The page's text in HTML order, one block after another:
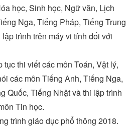
học, Sinh học, Ngữ văn, Lịch
Nga, Tiếng Pháp, Tiếng Trung
trình trên máy vi tính đối với
tục thi viết các môn Toán, Vật lý,
các môn Tiếng Anh, Tiếng Nga,
Quốc, Tiếng Nhật và thi lập trình
Tin học.
trình giáo dục phổ thông 2018.